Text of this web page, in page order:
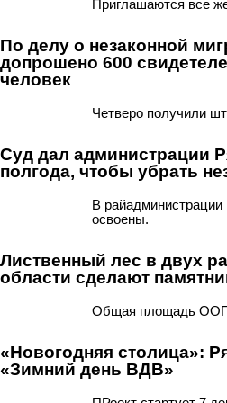
Приглашаются все
По делу о незаконной
допрошено 600
человек
Четверо получили
Суд дал администрации
полгода, чтобы убрать
В райадминистрации
освоены.
Лиственный лес в двух
области сделают
Общая площадь
«Новогодняя столица»:
«Зимний день ВДВ»